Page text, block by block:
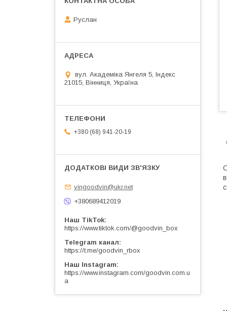
Руслан
вул. Академіка Янгеля 5, Індекс
21015, Вінниця, Україна
+380 (68) 941-20-19
vingoodvin@ukr.net
+380689412019
Наш TikTok
https://www.tiktok.com/@goodvin_box
Telegram канал
https://t.me/goodvin_rbox
Наш Instagram
https://www.instagram.com/goodvin.com.u
a